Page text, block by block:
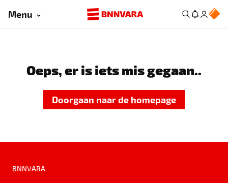
Menu
Oeps, er is iets mis gegaan..
Doorgaan naar de homepage
BNNVARA